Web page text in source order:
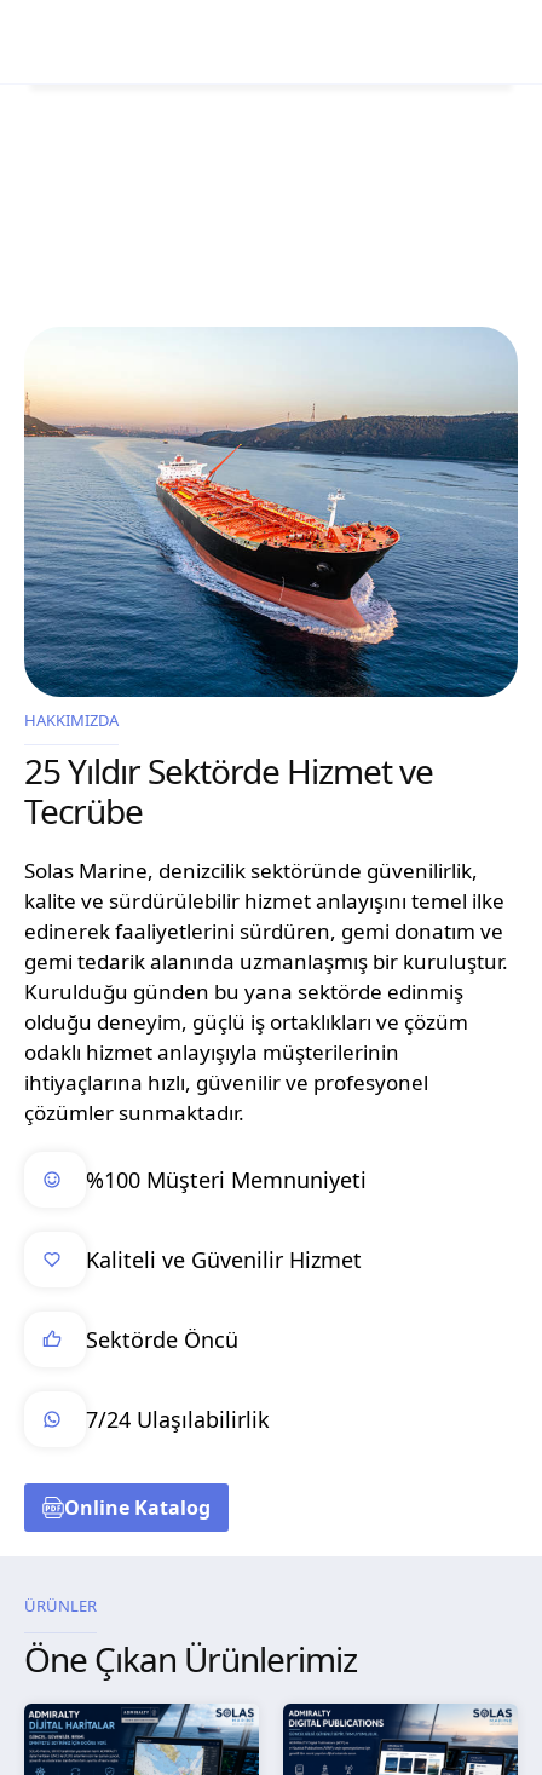
HAKKIMIZDA
25 Yıldır Sektörde Hizmet ve
Tecrübe
Solas Marine, denizcilik sektöründe güvenilirlik,
kalite ve sürdürülebilir hizmet anlayışını temel ilke
edinerek faaliyetlerini sürdüren, gemi donatım ve
gemi tedarik alanında uzmanlaşmış bir kuruluştur.
Kurulduğu günden bu yana sektörde edinmiş
olduğu deneyim, güçlü iş ortaklıkları ve çözüm
odaklı hizmet anlayışıyla müşterilerinin
ihtiyaçlarına hızlı, güvenilir ve profesyonel
çözümler sunmaktadır.
%100 Müşteri Memnuniyeti
Kaliteli ve Güvenilir Hizmet
Sektörde Öncü
7/24 Ulaşılabilirlik
Online Katalog
ÜRÜNLER
Öne Çıkan Ürünlerimiz